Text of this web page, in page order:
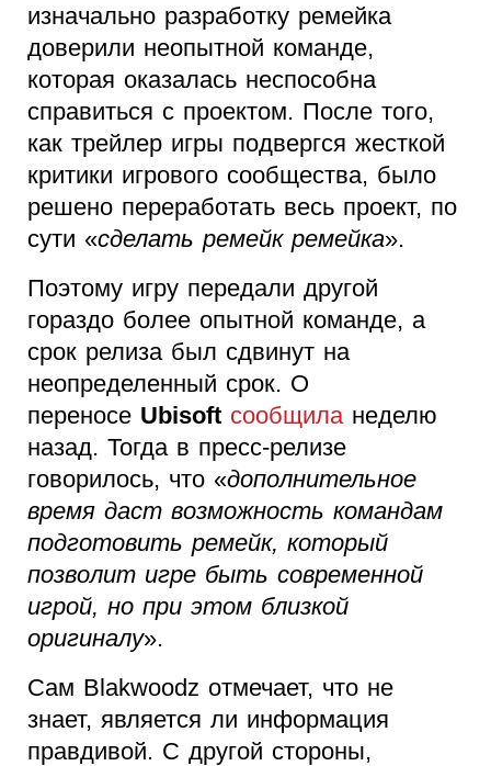
изначально разработку ремейка
доверили неопытной команде,
которая оказалась неспособна
справиться с проектом. После того,
как трейлер игры подвергся жесткой
критики игрового сообщества, было
решено переработать весь проект, по
сути «сделать ремейк ремейка».
Поэтому игру передали другой
гораздо более опытной команде, а
срок релиза был сдвинут на
неопределенный срок. О
переносе Ubisoft сообщила неделю
назад. Тогда в пресс-релизе
говорилось, что «дополнительное
время даст возможность командам
подготовить ремейк, который
позволит игре быть современной
игрой, но при этом близкой
оригиналу».
Сам Blakwoodz отмечает, что не
знает, является ли информация
правдивой. С другой стороны,